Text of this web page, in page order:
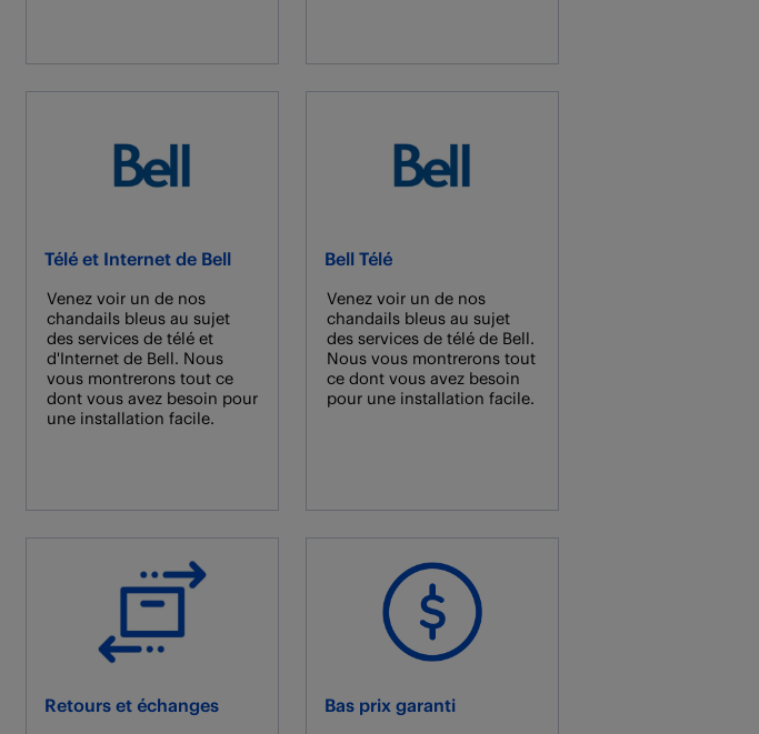
Télé et Internet de Bell
Venez voir un de nos
chandails bleus au sujet
des services de télé et
d'Internet de Bell. Nous
vous montrerons tout ce
dont vous avez besoin pour
une installation facile.
Bell Télé
Venez voir un de nos
chandails bleus au sujet
des services de télé de Bell.
Nous vous montrerons tout
ce dont vous avez besoin
pour une installation facile.
Retours et échanges Bas prix garanti